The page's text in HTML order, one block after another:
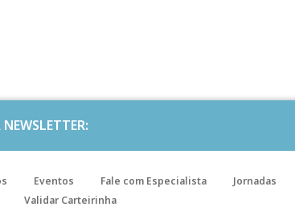
Eventos Fale com Especialista Jornadas
Validar Carteirinha